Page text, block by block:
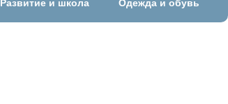
Развитие и школа Одежда и обувь